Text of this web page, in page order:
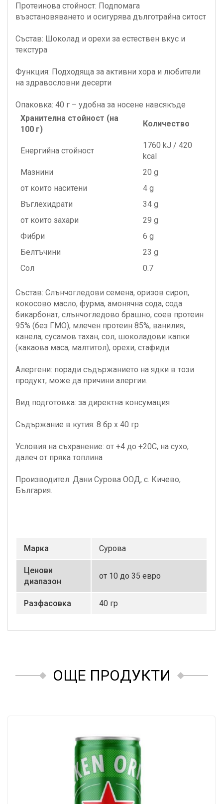
Протеинова стойност: Подпомага
възстановяването и осигурява дълготрайна ситост
Състав: Шоколад и орехи за естествен вкус и
текстура
Функция: Подходяща за активни хора и любители
на здравословни десерти
Опаковка: 40 г – удобна за носене навсякъде
Хранителна стойност (на
100 г)
Количество
Енергийна стойност
1760 kJ / 420
kcal
Мазнини
20 g
от които наситени
4 g
Въглехидрати
34 g
от които захари
29 g
Фибри
6 g
Белтъчини
23 g
Сол
0.7
Състав: Слънчогледови семена, оризов сироп,
кокосово масло, фурма, амонячна сода, сода
бикарбонат, слънчогледово брашно, соев протеин
95% (без ГМО), млечен протеин 85%, ванилия,
канела, сусамов тахан, сол, шоколадови капки
(какаова маса, малтитол), орехи, стафиди.
Алергени: поради съдържанието на ядки в този
продукт, може да причини алергии.
Вид подготовка: за директна консумация
Съдържание в кутия: 8 бр х 40 гр
Условия на съхранение: от +4 до +20С, на сухо,
далеч от пряка топлина
Производител: Дани Сурова ООД, с. Кичево,
България.
Маркa Сурова
Ценови
диапазон
от 10 до 35 евро
Разфасовка 40 гр
ОЩЕ ПРОДУКТИ